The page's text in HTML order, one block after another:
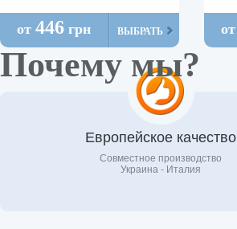
от446 грн ВЫБРАТЬ от
Почему мы?
Европейское качество
Совместное производство
Украина - Италия